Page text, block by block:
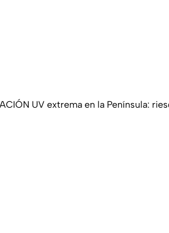
UV extrema en la Península: